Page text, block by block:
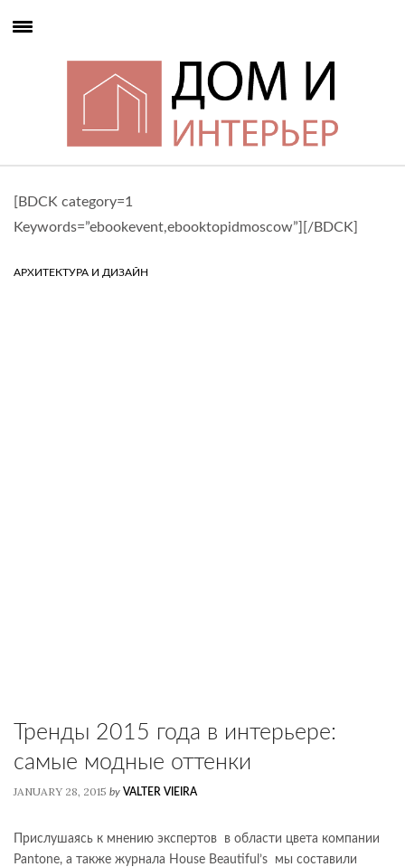
[BDCK category=1
Keywords=”ebookevent,ebooktopidmoscow”][/BDCK]
АРХИТЕКТУРА И ДИЗАЙН
Тренды 2015 года в интерьере:
самые модные оттенки
JANUARY 28, 2015 by VALTER VIEIRA
Прислушаясь к мнению экспертов в области цвета компании
Pantone, а также журнала House Beautiful’s мы составили